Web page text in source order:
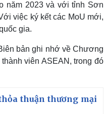
năm 2023 và với tỉnh Sơn
việc ký kết các MoU mới,
gia.
bản ghi nhớ về Chương
viên ASEAN, trong đó
thuận thương mại